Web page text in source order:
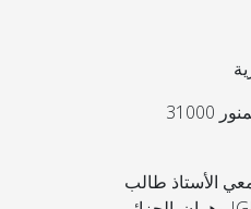
العنوان: ص ب 1524 المنور 31000
الأستاذ طالب